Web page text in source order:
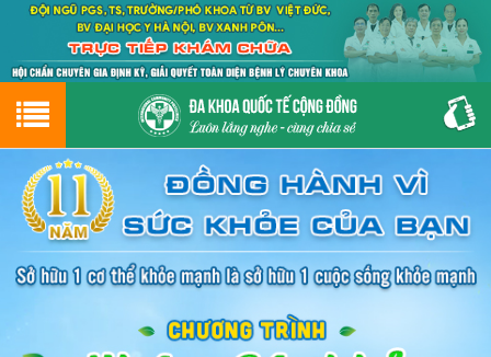
Hotline0243.9656.999tư vấn miễn phí
GIỚI THIỆU
GIỚI THIỆU VỀ PHÒNG KHÁM
CƠ SỞ VẬT CHẤT
ĐẶT HẸN LỊCH KHÁM
ĐƯỜNG TỚI PHÒNG KHÁM